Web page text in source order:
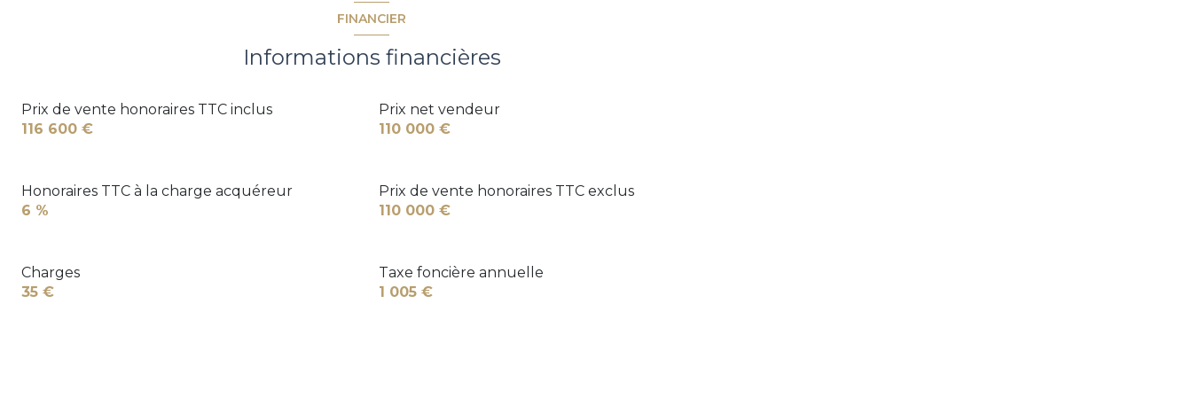
FINANCIER
Informations financières
Prix de vente honoraires TTC inclus
116 600 €
Prix net vendeur
110 000 €
Prix de vente honoraires TTC exclus
110 000 €
Honoraires TTC à la charge acquéreur
6 %
Charges
35 €
Taxe foncière annuelle
1 005 €